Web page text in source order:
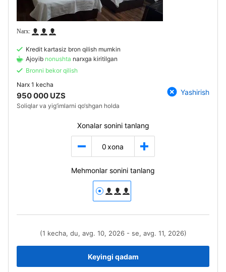
Kredit kartasiz bron qilish mumkin
Ajoyib nonushta narxga kiritilgan
Bronni bekor qilish
Narx 1 kecha
950 000 UZS
Soliqlar va yig‘imlarni qo‘shgan holda
Yashirish
Xonalar sonini tanlang
0 xona
Mehmonlar sonini tanlang
(1 kecha, du, avg. 10, 2026 - se, avg. 11, 2026)
Keyingi qadam